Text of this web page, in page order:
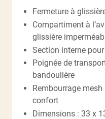
Fermeture à
Compartiment à
glissière
Section interne
Poignée de
bandoulière
Rembourrage mesh
confort
Dimensions : 33 x